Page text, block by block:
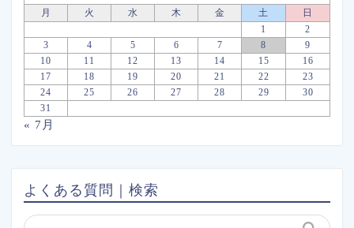
月
火 水 木 金 土
日
1
2
3
4 5 6 7 8
9
10
11 12 13 14 15
16
17
18 19 20 21 22
23
24
25 26 27 28 29
30
31
« 7月
よくある質問｜検索